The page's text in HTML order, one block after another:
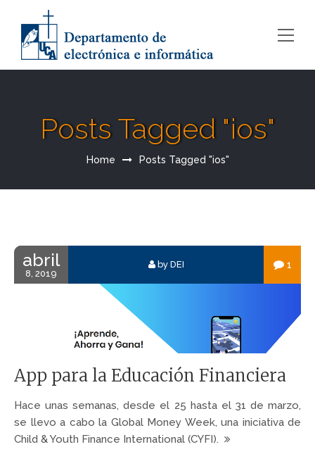
Posts Tagged "ios"
Home Posts Tagged "ios"
abril
8, 2019
by DEI 1
App para la Educación Financiera
Hace unas semanas, desde el 25 hasta el 31 de marzo,
se llevo a cabo la Global Money Week, una iniciativa de
Child & Youth Finance International (CYFI).